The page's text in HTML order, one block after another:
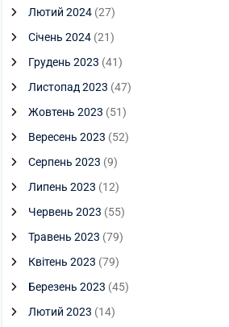
Лютий 2024 (27)
Січень 2024 (21)
Грудень 2023 (41)
Листопад 2023 (47)
Жовтень 2023 (51)
Вересень 2023 (52)
Серпень 2023 (9)
Липень 2023 (12)
Червень 2023 (55)
Травень 2023 (79)
Квітень 2023 (79)
Березень 2023 (45)
Лютий 2023 (14)